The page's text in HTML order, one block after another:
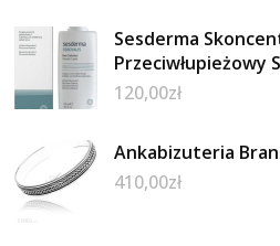
Sesderma
Przeciwłupieżowy
120,00zł
Ankabizuteria
410,00zł